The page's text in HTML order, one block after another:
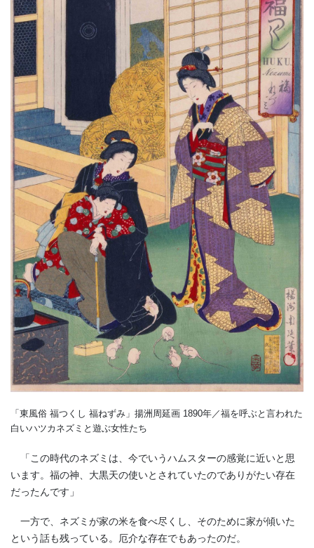
「東風俗 福つくし 福ねずみ」揚洲周延画 1890年／福を呼ぶと言われた
白いハツカネズミと遊ぶ女性たち
「この時代のネズミは、今でいうハムスターの感覚に近いと思
います。福の神、大黒天の使いとされていたのでありがたい存在
だったんです」
一方で、ネズミが家の米を食べ尽くし、そのために家が傾いた
という話も残っている。厄介な存在でもあったのだ。